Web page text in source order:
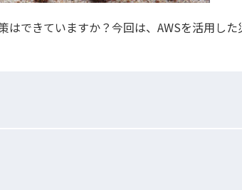
できていますか？今回は、AWSを活用し